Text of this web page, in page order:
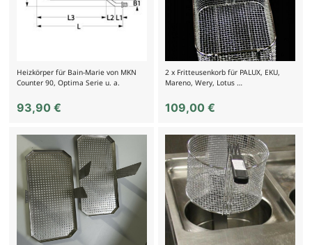
Heizkörper für Bain-Marie von MKN
Counter 90, Optima Serie u. a.
93,90 €
2 x Fritteusenkorb für PALUX, EKU,
Mareno, Wery, Lotus …
109,00€